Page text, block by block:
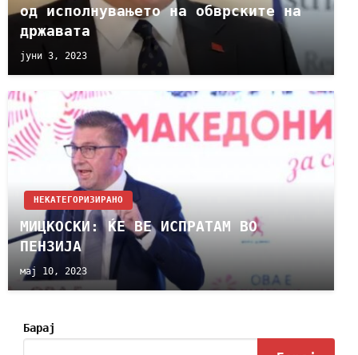
од исполнувањето на обврските на
државата
јуни 3, 2023
НЕКАТЕГОРИЗИРАНО
МИЦКОСКИ: ЌЕ ВЕ ИСПРАТАМ ВО
ПЕНЗИЈА
мај 10, 2023
Барај